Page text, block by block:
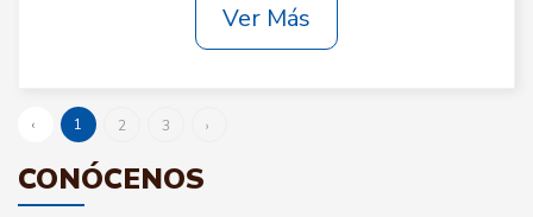
Ver Más
‹ 1 2 3 ›
CONÓCENOS